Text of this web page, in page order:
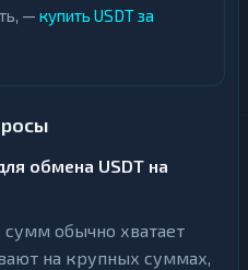
— купить USDT за
обмена USDT на
обычно хватает
на крупных суммах,